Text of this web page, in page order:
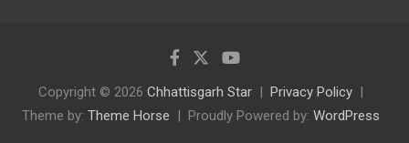
Copyright © 2026 Chhattisgarh Star
Privacy Policy
Theme by: Theme Horse Proudly Powered by: WordPress